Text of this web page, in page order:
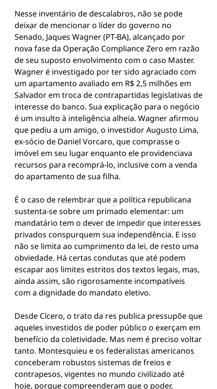
Nesse inventário de descalabros, não se pode
deixar de mencionar o líder do governo no
Senado, Jaques Wagner (PT-BA), alcançado por
nova fase da Operação Compliance Zero em razão
de seu suposto envolvimento com o caso Master.
Wagner é investigado por ter sido agraciado com
um apartamento avaliado em R$ 2,5 milhões em
Salvador em troca de contrapartidas legislativas de
interesse do banco. Sua explicação para o negócio
é um insulto à inteligência alheia. Wagner afirmou
que pediu a um amigo, o investidor Augusto Lima,
ex-sócio de Daniel Vorcaro, que comprasse o
imóvel em seu lugar enquanto ele providenciava
recursos para recomprá-lo, inclusive com a venda
do apartamento de sua filha.
É o caso de relembrar que a política republicana
sustenta-se sobre um primado elementar: um
mandatário tem o dever de impedir que interesses
privados conspurquem sua independência. E isso
não se limita ao cumprimento da lei, de resto uma
obviedade. Há certas condutas que até podem
escapar aos limites estritos dos textos legais, mas,
ainda assim, são rigorosamente incompatíveis
com a dignidade do mandato eletivo.
Desde Cícero, o trato da res publica pressupõe que
aqueles investidos de poder público o exerçam em
benefício da coletividade. Mas nem é preciso voltar
tanto. Montesquieu e os federalistas americanos
conceberam robustos sistemas de freios e
contrapesos, vigentes no mundo civilizado até
hoje, porque compreenderam que o poder,